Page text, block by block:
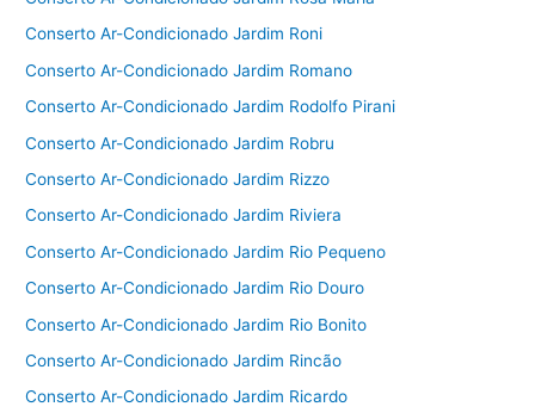
Conserto Ar-Condicionado Jardim Roni
Conserto Ar-Condicionado Jardim Romano
Conserto Ar-Condicionado Jardim Rodolfo Pirani
Conserto Ar-Condicionado Jardim Robru
Conserto Ar-Condicionado Jardim Rizzo
Conserto Ar-Condicionado Jardim Riviera
Conserto Ar-Condicionado Jardim Rio Pequeno
Conserto Ar-Condicionado Jardim Rio Douro
Conserto Ar-Condicionado Jardim Rio Bonito
Conserto Ar-Condicionado Jardim Rincão
Conserto Ar-Condicionado Jardim Ricardo